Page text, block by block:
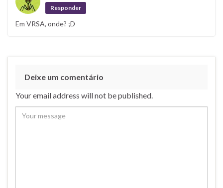
Responder
Em VRSA, onde? ;D
Deixe um comentário
Your email address will not be published.